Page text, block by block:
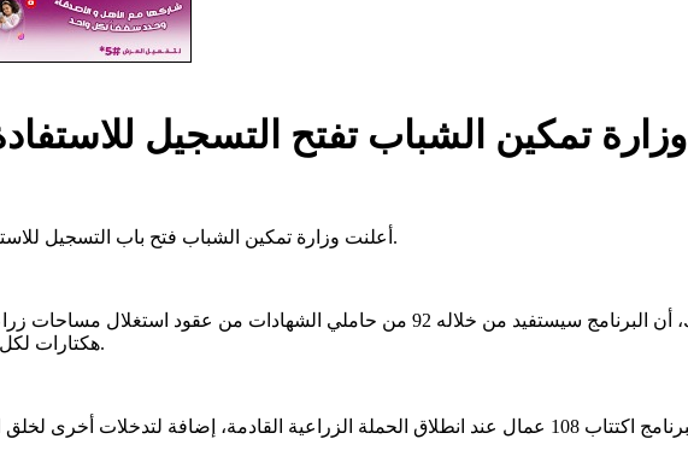
وزارة تمكين الشباب تفتح التسجيل
أعلنت وزارة تمكين الشباب فتح باب التسجيل للاستفادة من المشروع النموذجي لخلق 200 فرصة عمل في قطاع الزراعة.
هكتارات لكل مستفيد)، وقروض زراعية، لإنشاء وتطوير مشاريع خاصة بزراعة الأرز.